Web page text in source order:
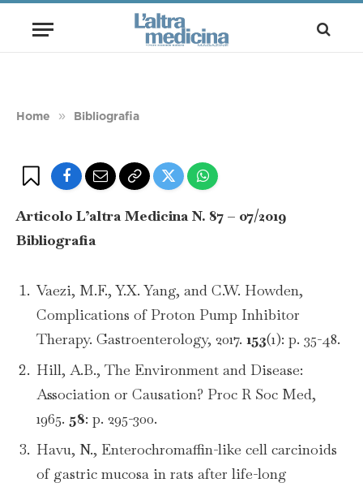
Home » Bibliografia
Bibliografia: I gastroprotettori ci
Articolo L’altra Medicina N. 87 – 07/2019
Bibliografia
Vaezi, M.F., Y.X. Yang, and C.W. Howden,
Complications of Proton Pump Inhibitor
Therapy. Gastroenterology, 2017. 153(1): p. 35-48.
Hill, A.B., The Environment and Disease:
Association or Causation? Proc R Soc Med,
1965. 58: p. 295-300.
Havu, N., Enterochromaffin-like cell carcinoids
of gastric mucosa in rats after life-long